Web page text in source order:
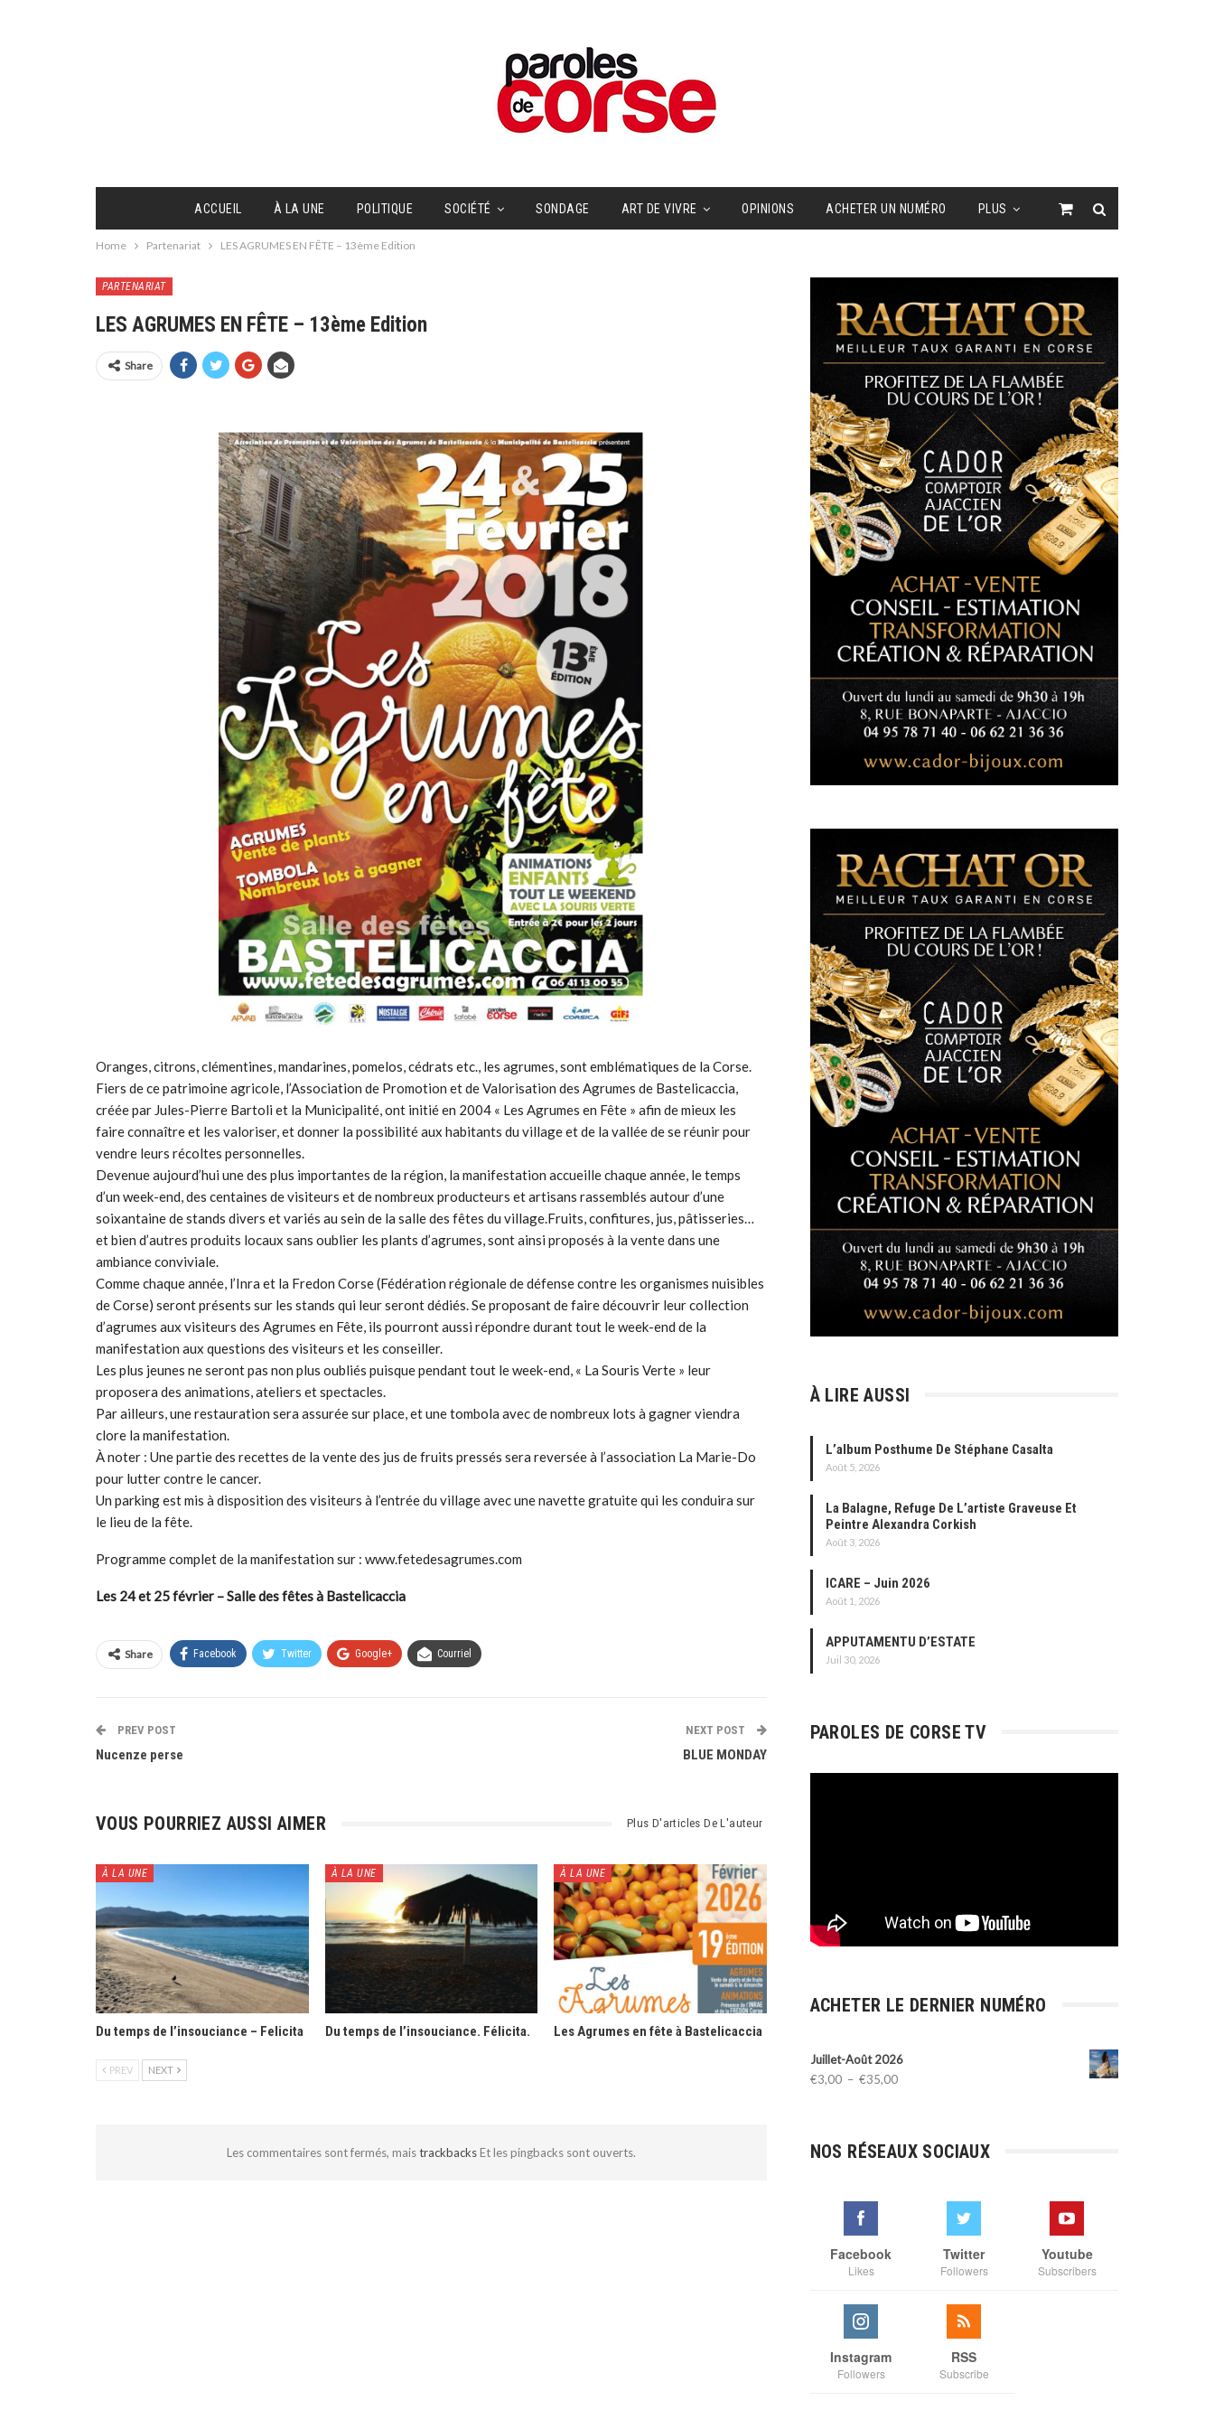
ACCUEIL À LA UNE POLITIQUE SOCIÉTÉ SONDAGE ART DE VIVRE OPINIONS ACHETER UN NUMÉRO PLUS
Home Partenariat LES AGRUMES EN FÊTE – 13ème Edition
PARTENARIAT
LES AGRUMES EN FÊTE – 13ème Edition
Share
Oranges, citrons, clémentines, mandarines, pomelos, cédrats etc., les agrumes, sont emblématiques de la Corse.
Fiers de ce patrimoine agricole, l’Association de Promotion et de Valorisation des Agrumes de Bastelicaccia,
créée par Jules-Pierre Bartoli et la Municipalité, ont initié en 2004 « Les Agrumes en Fête » afin de mieux les
faire connaître et les valoriser, et donner la possibilité aux habitants du village et de la vallée de se réunir pour
vendre leurs récoltes personnelles.
Devenue aujourd’hui une des plus importantes de la région, la manifestation accueille chaque année, le temps
d’un week-end, des centaines de visiteurs et de nombreux producteurs et artisans rassemblés autour d’une
soixantaine de stands divers et variés au sein de la salle des fêtes du village.Fruits, confitures, jus, pâtisseries…
et bien d’autres produits locaux sans oublier les plants d’agrumes, sont ainsi proposés à la vente dans une
ambiance conviviale.
Comme chaque année, l’Inra et la Fredon Corse (Fédération régionale de défense contre les organismes nuisibles
de Corse) seront présents sur les stands qui leur seront dédiés. Se proposant de faire découvrir leur collection
d’agrumes aux visiteurs des Agrumes en Fête, ils pourront aussi répondre durant tout le week-end de la
manifestation aux questions des visiteurs et les conseiller.
Les plus jeunes ne seront pas non plus oubliés puisque pendant tout le week-end, « La Souris Verte » leur
proposera des animations, ateliers et spectacles.
Par ailleurs, une restauration sera assurée sur place, et une tombola avec de nombreux lots à gagner viendra
clore la manifestation.
À noter : Une partie des recettes de la vente des jus de fruits pressés sera reversée à l’association La Marie-Do
pour lutter contre le cancer.
Un parking est mis à disposition des visiteurs à l’entrée du village avec une navette gratuite qui les conduira sur
le lieu de la fête.
Programme complet de la manifestation sur : www.fetedesagrumes.com
Les 24 et 25 février – Salle des fêtes à Bastelicaccia
Share Facebook Twitter Google+ Courriel
PREV POST
Nucenze perse
NEXT POST
BLUE MONDAY
VOUS POURRIEZ AUSSI AIMER Plus D'articles De L'auteur
À LA UNE
Du temps de l’insouciance – Felicita
À LA UNE
Du temps de l’insouciance. Félicita.
À LA UNE
Les Agrumes en fête à Bastelicaccia
PREV NEXT
Les commentaires sont fermés, maistrackbacks Et les pingbacks sont ouverts.
À LIRE AUSSI
L’album Posthume De Stéphane Casalta
Août 5, 2026
La Balagne, Refuge De L’artiste Graveuse Et
Peintre Alexandra Corkish
Août 3, 2026
ICARE – Juin 2026
Août 1, 2026
APPUTAMENTU D’ESTATE
Juil 30, 2026
PAROLES DE CORSE TV
ACHETER LE DERNIER NUMÉRO
Juillet-Août 2026
€3,00 – €35,00Plage
à
NOS RÉSEAUX SOCIAUX
Facebook
Likes
Twitter
Followers
Youtube
Subscribers
Instagram
Followers
RSS
Subscribe